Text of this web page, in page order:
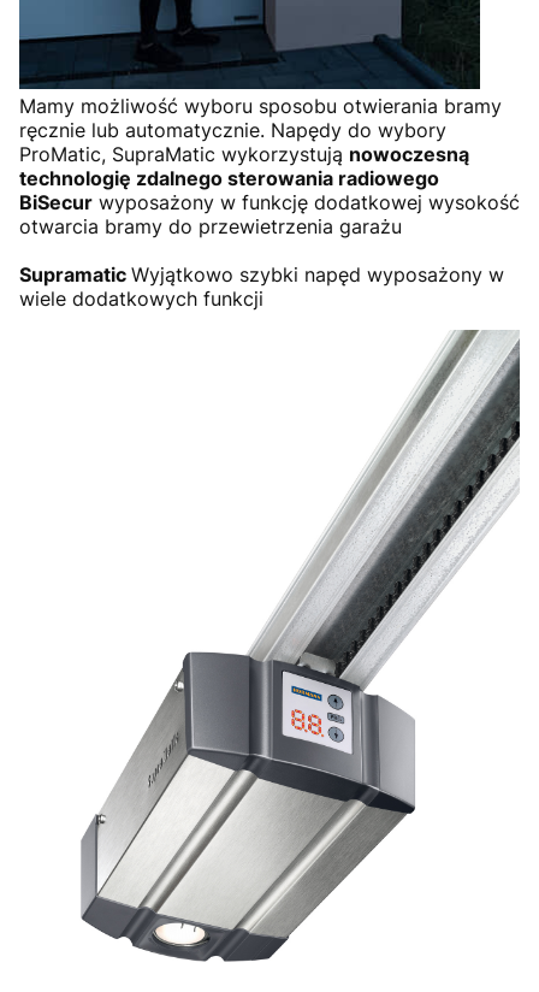
Mamy możliwość wyboru sposobu otwierania bramy
ręcznie lub automatycznie. Napędy do wybory
ProMatic, SupraMatic wykorzystują nowoczesną
technologię zdalnego sterowania radiowego
BiSecur wyposażony w funkcję dodatkowej wysokość
otwarcia bramy do przewietrzenia garażu
Supramatic Wyjątkowo szybki napęd wyposażony w
wiele dodatkowych funkcji